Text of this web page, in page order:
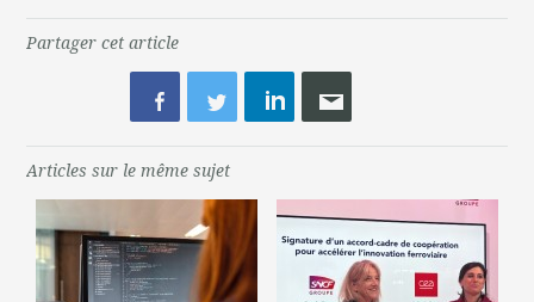
Partager cet article
Articles sur le même sujet